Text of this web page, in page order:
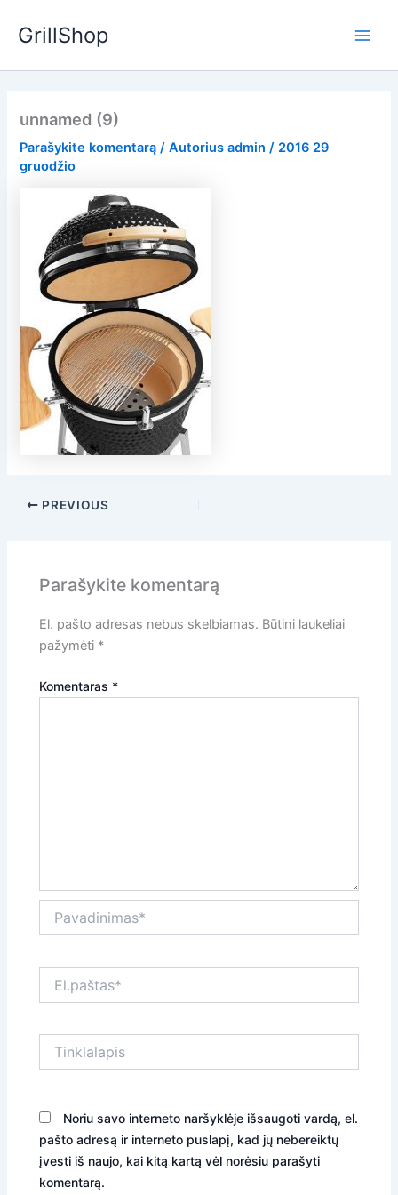
prieGrillShop
unnamed (9)
Parašykite komentarą / Autorius admin/ 2016 29
gruodžio
PREVIOUS
Parašykite komentarą
El. pašto adresas nebus skelbiamas. Būtini laukeliai
pažymėti *
Komentaras *
Noriu savo interneto naršyklėje išsaugoti vardą, el.
pašto adresą ir interneto puslapį, kad jų nebereiktų
įvesti iš naujo, kai kitą kartą vėl norėsiu parašyti
komentarą.